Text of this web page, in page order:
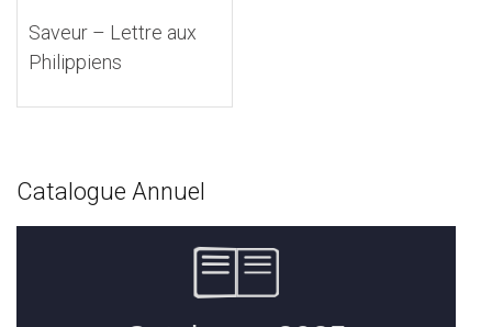
Saveur – Lettre aux
Philippiens
Catalogue Annuel